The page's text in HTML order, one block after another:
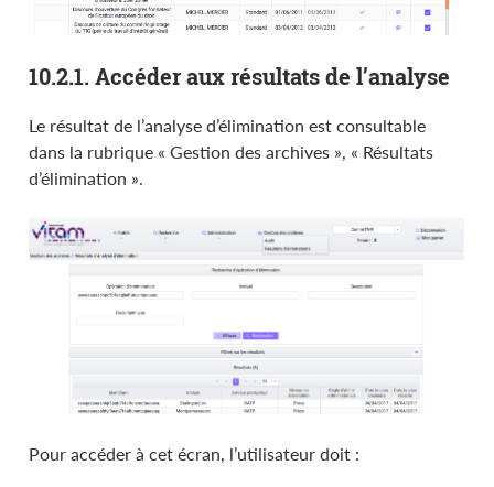
10.2.1. Accéder aux résultats de l’analyse
Le résultat de l’analyse d’élimination est consultable
dans la rubrique « Gestion des archives », « Résultats
d’élimination ».
Pour accéder à cet écran, l’utilisateur doit :